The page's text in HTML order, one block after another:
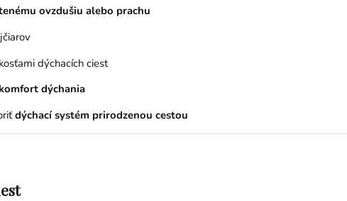
ovzdušiu alebo prachu
dýchacích ciest
komfort dýchania
dýchací systém prirodzenou cestou